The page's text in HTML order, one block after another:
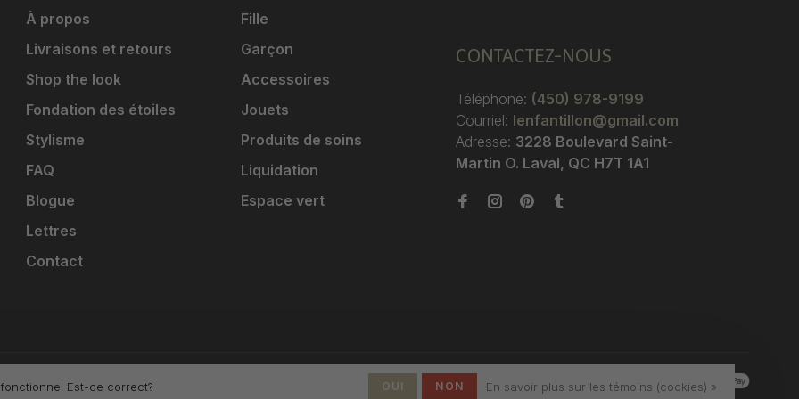
À propos
Livraisons et retours
Shop the look
Fondation des étoiles
Stylisme
FAQ
Blogue
Lettres
Contact
Fille
Garçon
Accessoires
Jouets
Produits de soins
Liquidation
Espace vert
CONTACTEZ-NOUS
Téléphone: (450) 978-9199
Courriel: lenfantillon@gmail.com
Adresse: 3228 Boulevard Saint-
Martin O. Laval, QC H7T 1A1
Est-ce correct? OUI NON En savoir plus sur les témoins (cookies) »